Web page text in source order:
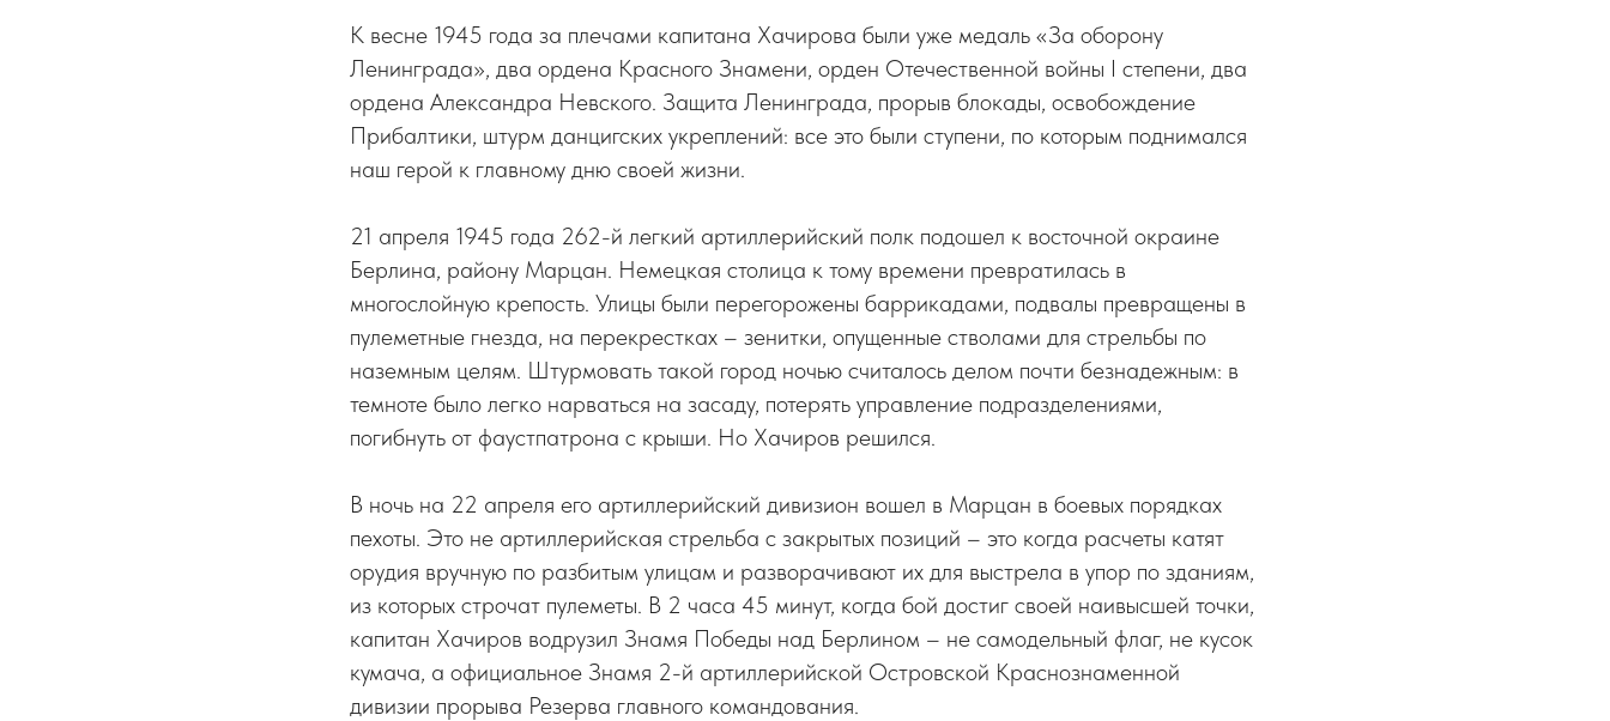
К весне 1945 года за плечами капитана Хачирова были уже медаль «За оборону
Ленинграда», два ордена Красного Знамени, орден Отечественной войны I степени, два
ордена Александра Невского. Защита Ленинграда, прорыв блокады, освобождение
Прибалтики, штурм данцигских укреплений: все это были ступени, по которым поднимался
наш герой к главному дню своей жизни.
21 апреля 1945 года 262-й легкий артиллерийский полк подошел к восточной окраине
Берлина, району Марцан. Немецкая столица к тому времени превратилась в
многослойную крепость. Улицы были перегорожены баррикадами, подвалы превращены в
пулеметные гнезда, на перекрестках – зенитки, опущенные стволами для стрельбы по
наземным целям. Штурмовать такой город ночью считалось делом почти безнадежным: в
темноте было легко нарваться на засаду, потерять управление подразделениями,
погибнуть от фаустпатрона с крыши. Но Хачиров решился.
В ночь на 22 апреля его артиллерийский дивизион вошел в Марцан в боевых порядках
пехоты. Это не артиллерийская стрельба с закрытых позиций – это когда расчеты катят
орудия вручную по разбитым улицам и разворачивают их для выстрела в упор по зданиям,
из которых строчат пулеметы. В 2 часа 45 минут, когда бой достиг своей наивысшей точки,
капитан Хачиров водрузил Знамя Победы над Берлином – не самодельный флаг, не кусок
кумача, а официальное Знамя 2-й артиллерийской Островской Краснознаменной
дивизии прорыва Резерва главного командования.